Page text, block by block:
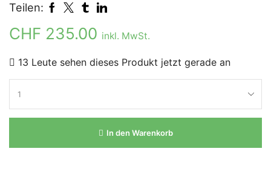
Teilen:
CHF 235.00 inkl. MwSt.
13 Leute sehen dieses Produkt jetzt gerade an
In den Warenkorb